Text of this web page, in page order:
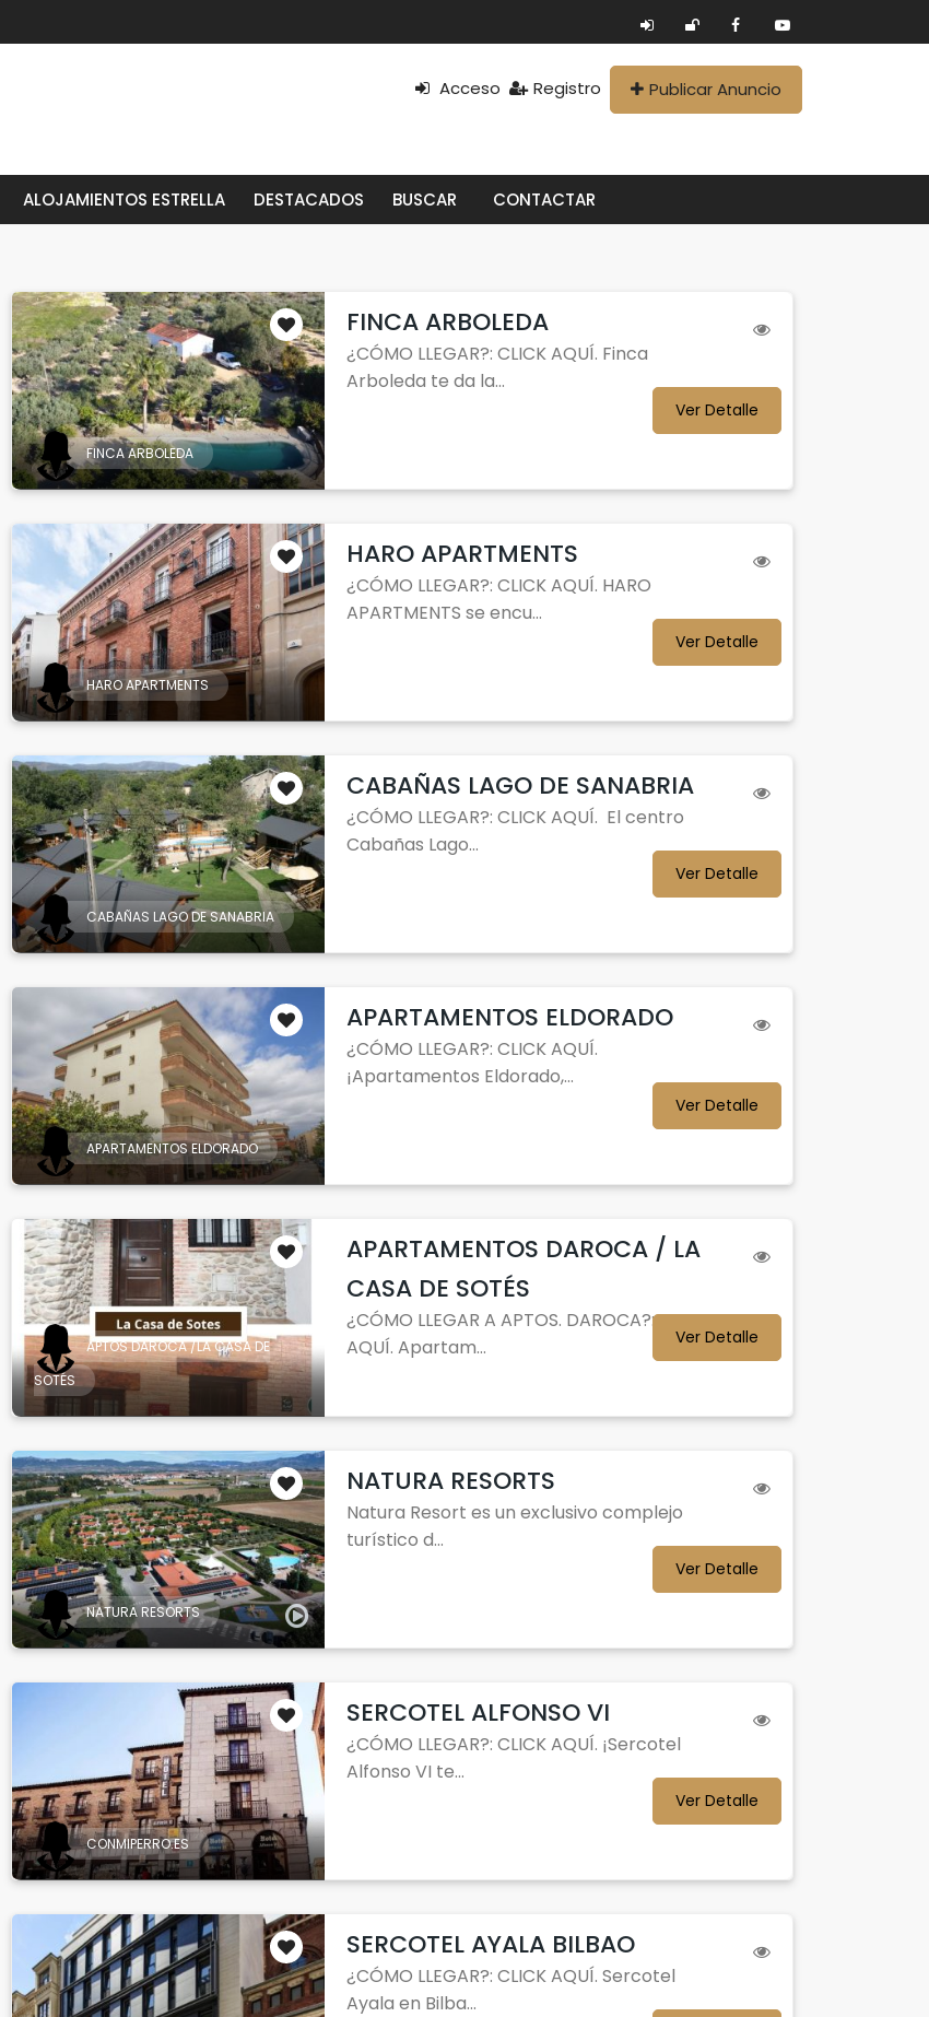
Acceso Registro Publicar Anuncio
ALOJAMIENTOS ESTRELLA DESTACADOS BUSCAR CONTACTAR
FINCA ARBOLEDA
FINCA ARBOLEDA
¿CÓMO LLEGAR?: CLICK AQUÍ. Finca
Arboleda te da la...
Ver Detalle
HARO APARTMENTS
HARO APARTMENTS
¿CÓMO LLEGAR?: CLICK AQUÍ. HARO
APARTMENTS se encu...
Ver Detalle
CABAÑAS LAGO DE SANABRIA
CABAÑAS LAGO DE SANABRIA
¿CÓMO LLEGAR?: CLICK AQUÍ. El centro
Cabañas Lago...
Ver Detalle
APARTAMENTOS ELDORADO
APARTAMENTOS ELDORADO
¿CÓMO LLEGAR?: CLICK AQUÍ.
¡Apartamentos Eldorado,...
Ver Detalle
APTOS DAROCA /LA CASA DE
SOTÉS
APARTAMENTOS DAROCA / LA
CASA DE SOTÉS
¿CÓMO LLEGAR A APTOS. DAROCA?: CLICK
AQUÍ. Apartam...
Ver Detalle
NATURA RESORTS
NATURA RESORTS
Natura Resort es un exclusivo complejo
turístico d...
Ver Detalle
CONMIPERRO.ES
SERCOTEL ALFONSO VI
¿CÓMO LLEGAR?: CLICK AQUÍ. ¡Sercotel
Alfonso VI te...
Ver Detalle
SERCOTEL AYALA BILBAO
¿CÓMO LLEGAR?: CLICK AQUÍ. Sercotel
Ayala en Bilba...